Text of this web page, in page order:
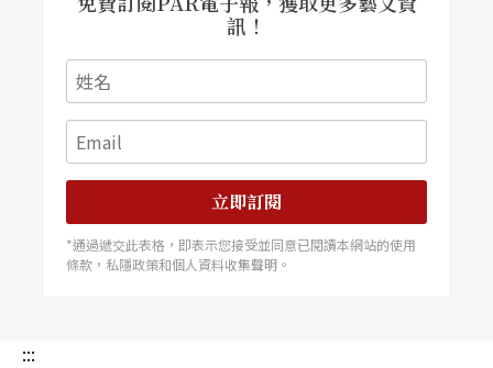
訊！
立即訂閱
*通過遞交此表格，即表示您接受並同意已閱讀本網站的使用
條款，私隱政策和個人資料收集聲明。
:::